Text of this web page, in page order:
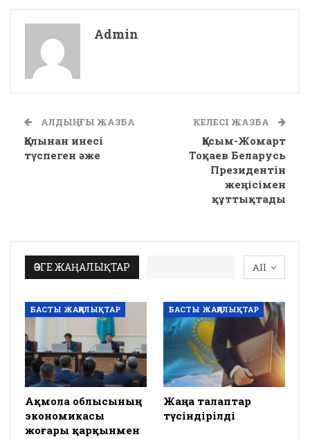
Admin
АЛДЫҢҒЫ ЖАЗБА
Қолынан инесі
түспеген әже
КЕЛЕСІ ЖАЗБА
Қасым-Жомарт
Тоқаев Беларусь
Президентін
жеңісімен
құттықтады
All
ӨЗГЕ ЖАҢАЛЫҚТАР
БАСТЫ ЖАҢАЛЫҚТАР
Ақмола облысының
экономикасы
жоғары қарқынмен
БАСТЫ ЖАҢАЛЫҚТАР
Жаңа талаптар
түсіндірілді